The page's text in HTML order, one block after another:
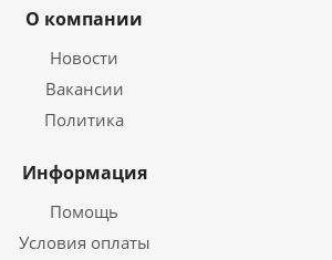
О компании
Новости
Вакансии
Политика
Информация
Помощь
Условия оплаты